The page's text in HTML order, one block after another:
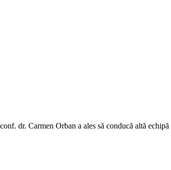
dr. Carmen Orban a ales să conducă altă